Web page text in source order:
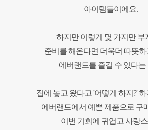
아이템들이에요.
하지만 이렇게 몇 가지만부
준비를 해온다면 더욱더 따뜻하
에버랜드를 즐길 수 있다는
집에 놓고 왔다고 '어떻게 하지?'하
에버랜드에서 예쁜 제품으로 구
이번 기회에 귀엽고 사랑